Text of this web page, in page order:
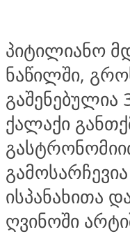
პიტილიანო
ნაწილში,
გაშენებულია
ქალაქი
ისპანახითა
ღვინოში